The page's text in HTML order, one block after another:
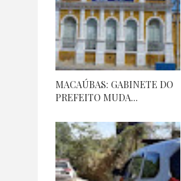
MACAÚBAS: GABINETE DO
PREFEITO MUDA...